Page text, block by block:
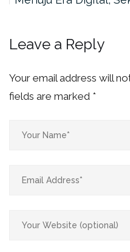
Leave a Reply
Your email address will
fields are marked *